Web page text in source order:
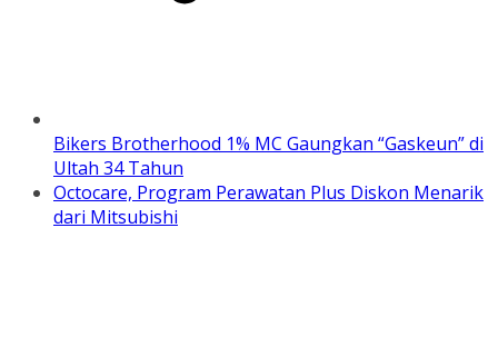
Bikers Brotherhood 1% MC Gaungkan “Gaskeun” di
Ultah 34 Tahun
Octocare, Program Perawatan Plus Diskon Menarik
dari Mitsubishi